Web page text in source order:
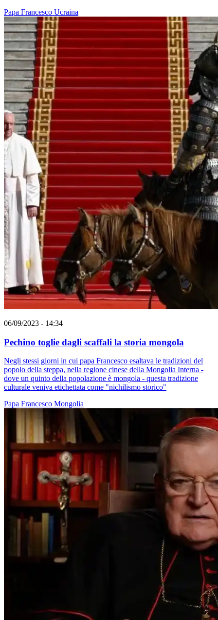
Papa Francesco Ucraina
06/09/2023 - 14:34
Pechino toglie dagli scaffali la storia mongola
Negli stessi giorni in cui papa Francesco esaltava le tradizioni del
popolo della steppa, nella regione cinese della Mongolia Interna -
dove un quinto della popolazione è mongola - questa tradizione
culturale veniva etichettata come "nichilismo storico"
Papa Francesco Mongolia